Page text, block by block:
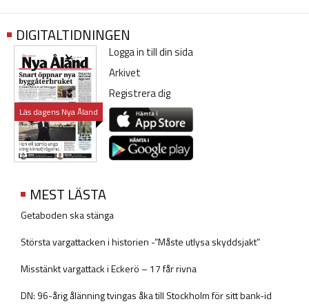
DIGITALTIDNINGEN
Läs dagens Nya Åland
Logga in till din sida
Arkivet
Registrera dig
MEST LÄSTA
Getaboden ska stänga
Största vargattacken i historien -”Måste utlysa skyddsjakt”
Misstänkt vargattack i Eckerö – 17 får rivna
DN: 96-årig ålänning tvingas åka till Stockholm för sitt bank-id